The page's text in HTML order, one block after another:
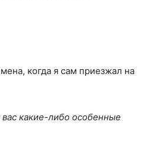
когда я сам приезжал на
какие-либо особенные